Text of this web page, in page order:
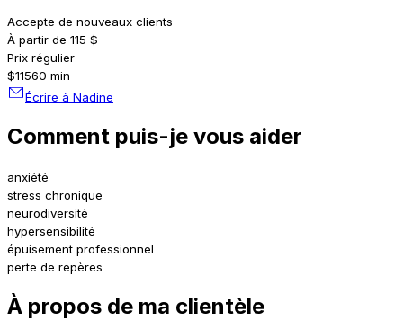
Accepte de nouveaux clients
À partir de 115 $
Prix régulier
$11560 min
Écrire à Nadine
Comment puis-je vous aider
anxiété
stress chronique
neurodiversité
hypersensibilité
épuisement professionnel
perte de repères
À propos de ma clientèle